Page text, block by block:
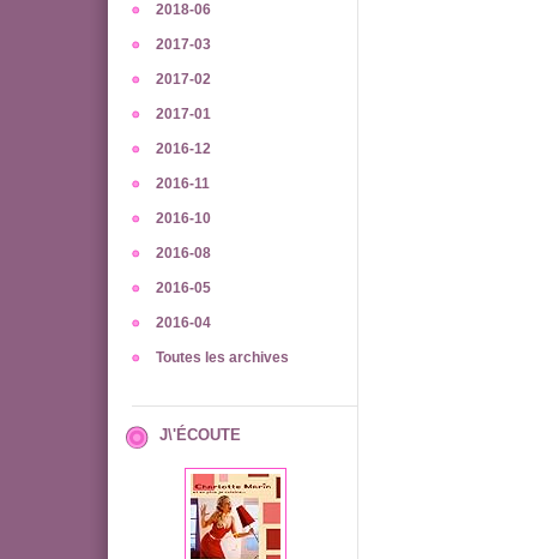
2018-06
2017-03
2017-02
2017-01
2016-12
2016-11
2016-10
2016-08
2016-05
2016-04
Toutes les archives
J\'ÉCOUTE